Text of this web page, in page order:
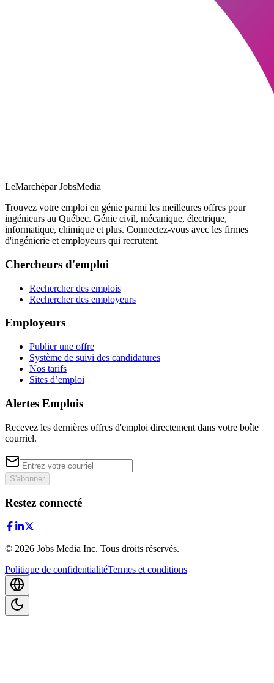
LeMarchépar JobsMedia
Trouvez votre emploi en génie parmi les meilleures offres pour
ingénieurs au Québec. Génie civil, mécanique, électrique,
informatique, chimique et plus. Connectez-vous avec les firmes
d'ingénierie et employeurs qui recrutent.
Chercheurs d'emploi
Rechercher des emplois
Rechercher des employeurs
Employeurs
Publier une offre
Système de suivi des candidatures
Nos tarifs
Sites d’emploi
Alertes Emplois
Recevez les dernières offres d'emploi directement dans votre boîte
courriel.
S'abonner
Restez connecté
© 2026 Jobs Media Inc. Tous droits réservés.
Politique de confidentialitéTermes et conditions